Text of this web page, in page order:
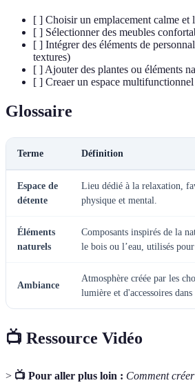
[ ] Choisir un emplacement calme et
[ ] Sélectionner des meubles
[ ] Intégrer des éléments de
textures)
[ ] Ajouter des plantes ou éléments
[ ] Creaer un espace multifunctionnel
Glossaire
Terme Définition
Espace de
détente
Lieu dédié à la relaxation,
physique et mental.
Éléments
naturels
Composants inspirés de la
le bois ou l’eau, utilisés
Ambiance
Atmosphère créée par les
lumière et d'accessoires dans
📺 Ressource Vidéo
> 📺 Pour aller plus loin : Comment